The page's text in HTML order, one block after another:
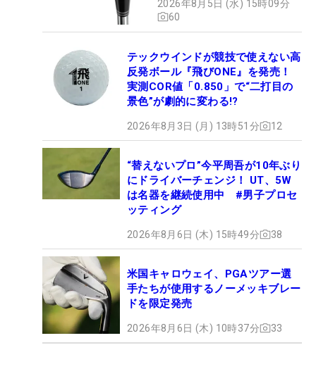
2026年8月5日 (水) 15時09分
60
テックウインドが競技で使えない高
反発ボール『飛びONE』を発売！
実測COR値「0.850」で“二打目の
景色”が劇的に変わる!?
2026年8月3日 (月) 13時51分 12
“替えないプロ”今平周吾が10年ぶり
にドライバーチェンジ！ UT、5W
は名器を継続使用中 #男子プロセ
ッティング
2026年8月6日 (木) 15時49分 38
米国キャロウェイ、PGAツアー選
手たちが使用するノーメッキブレー
ドを限定発売
2026年8月6日 (木) 10時37分 33